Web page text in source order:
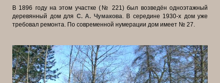
В 1896 году на этом участке (№ 221) был возведён одноэтажный
деревянный дом для С. А. Чумакова. В середине 1930-х дом уже
требовал ремонта. По современной нумерации дом имеет № 27.